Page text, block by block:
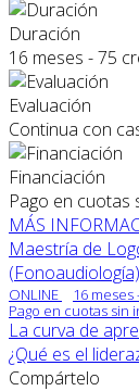
Duración
16 meses - 75
Evaluación
Continua con
Financiación
Pago en cuotas
MÁS
Maestría de
(Fonoaudiología)
ONLINE
16
Pago en cuotas sin
La curva de
¿Qué es el
Compártelo